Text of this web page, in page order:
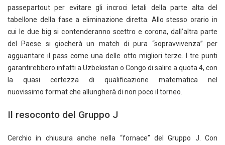
passepartout per evitare gli incroci letali della parte alta del
tabellone della fase a eliminazione diretta. Allo stesso orario in
cui le due big si contenderanno scettro e corona, dall’altra parte
del Paese si giocherà un match di pura “sopravvivenza” per
agguantare il pass come una delle otto migliori terze. I tre punti
garantirebbero infatti a Uzbekistan o Congo di salire a quota 4, con
la quasi certezza di qualificazione matematica nel
nuovissimo format che allungherà di non poco il torneo.
Il resoconto del Gruppo J
Cerchio in chiusura anche nella “fornace” del Gruppo J. Con